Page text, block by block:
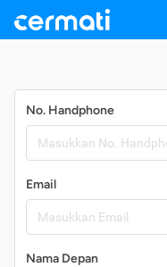
No. Handphone
Email
Nama Depan